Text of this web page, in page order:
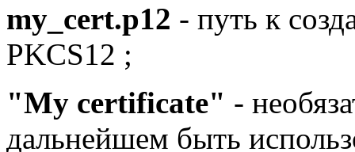
my_cert.p12 - путь к
PKCS12 ;
"My certificate" -
дальнейшем быть